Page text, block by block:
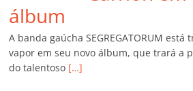
álbum
A banda gaúcha SEGREGATORUM
vapor em seu novo álbum, que trará a
do talentoso […]